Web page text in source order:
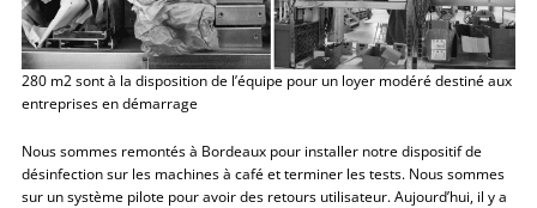
280 m2 sont à la disposition de l’équipe pour un loyer modéré destiné aux
entreprises en démarrage
Nous sommes remontés à Bordeaux pour installer notre dispositif de
désinfection sur les machines à café et terminer les tests. Nous sommes
sur un système pilote pour avoir des retours utilisateur. Aujourd’hui, il y a